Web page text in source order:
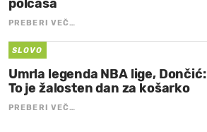
polčasa
PREBERI VEČ…
SLOVO
Umrla legenda NBA lige, Dončić:
To je žalosten dan za košarko
PREBERI VEČ…